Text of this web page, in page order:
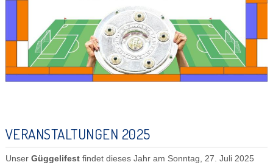
VERANSTALTUNGEN 2025
Unser Güggelifestfindet dieses Jahr am Sonntag, 27. Juli 2025